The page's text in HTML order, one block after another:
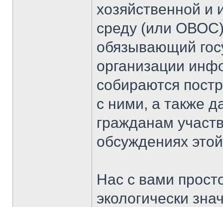
хозяйственной
среду (или
обязывающий
организации
собираются
с ними, а также
гражданам
обсуждениях
Нас с вами
экологически